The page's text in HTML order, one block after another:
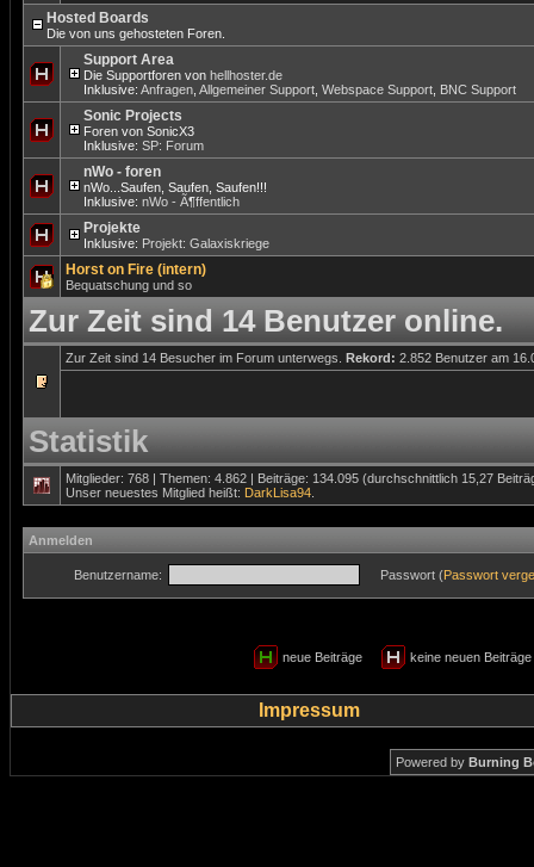
Hosted Boards
Die von uns gehosteten Foren.
Support Area
Die Supportforen von hellhoster.de
Inklusive: Anfragen Allgemeiner Support Webspace Support BNC Support
Sonic Projects
Foren von SonicX3
Inklusive: SP: Forum
nWo - foren
nWo...Saufen, Saufen, Saufen!!!
Inklusive: nWo - Ã¶ffentlich
Projekte
Inklusive: Projekt: Galaxiskriege
Horst on Fire (intern)
Bequatschung und so
Zur Zeit sind 14 Benutzer online.
Zur Zeit sind 14 Besucher im Forum unterwegs. Rekord: 2.852 Benutzer am
Statistik
Mitglieder: 768 | Themen: 4.862 | Beiträge: 134.095 (durchschnittlich 15,27
Unser neuestes Mitglied heißt: DarkLisa94
Anmelden
Benutzername: Passwort (Passwort
neue Beiträge keine neuen
Impressum
Powered by Burning